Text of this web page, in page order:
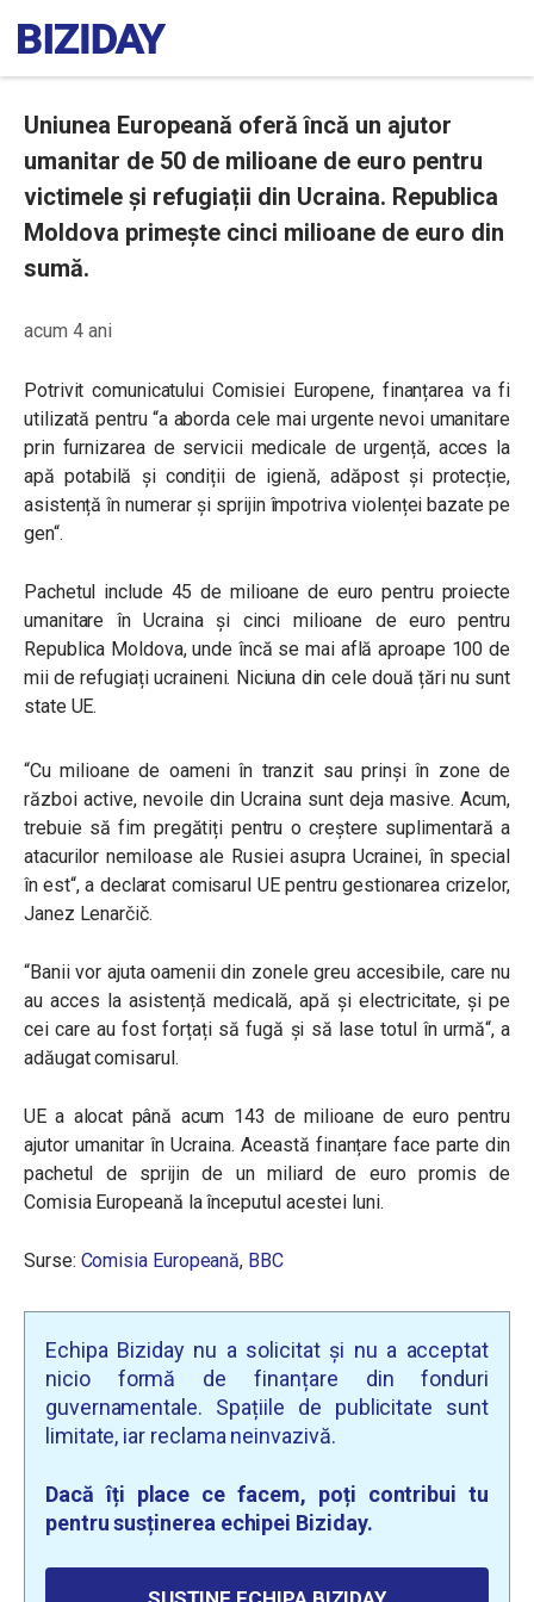
Uniunea Europeană oferă încă un ajutor
umanitar de 50 de milioane de euro pentru
victimele și refugiații din Ucraina. Republica
Moldova primește cinci milioane de euro din
sumă.
acum 4 ani
Potrivit comunicatului Comisiei Europene, finanțarea va fi
utilizată pentru “a aborda cele mai urgente nevoi umanitare
prin furnizarea de servicii medicale de urgență, acces la
apă potabilă și condiții de igienă, adăpost și protecție,
asistență în numerar și sprijin împotriva violenței bazate pe
gen“.
Pachetul include 45 de milioane de euro pentru proiecte
umanitare în Ucraina și cinci milioane de euro pentru
Republica Moldova, unde încă se mai află aproape 100 de
mii de refugiați ucraineni. Niciuna din cele două țări nu sunt
state UE.
“Cu milioane de oameni în tranzit sau prinși în zone de
război active, nevoile din Ucraina sunt deja masive. Acum,
trebuie să fim pregătiți pentru o creștere suplimentară a
atacurilor nemiloase ale Rusiei asupra Ucrainei, în special
în est“, a declarat comisarul UE pentru gestionarea crizelor,
Janez Lenarčič.
“Banii vor ajuta oamenii din zonele greu accesibile, care nu
au acces la asistență medicală, apă și electricitate, și pe
cei care au fost forțați să fugă și să lase totul în urmă“, a
adăugat comisarul.
UE a alocat până acum 143 de milioane de euro pentru
ajutor umanitar în Ucraina. Această finanțare face parte din
pachetul de sprijin de un miliard de euro promis de
Comisia Europeană la începutul acestei luni.
Surse: Comisia Europeană, BBC
Echipa Biziday nu a solicitat și nu a acceptat
nicio formă de finanțare din fonduri
guvernamentale. Spațiile de publicitate sunt
limitate, iar reclama neinvazivă.
Dacă îți place ce facem, poți contribui tu
pentru susținerea echipei Biziday.